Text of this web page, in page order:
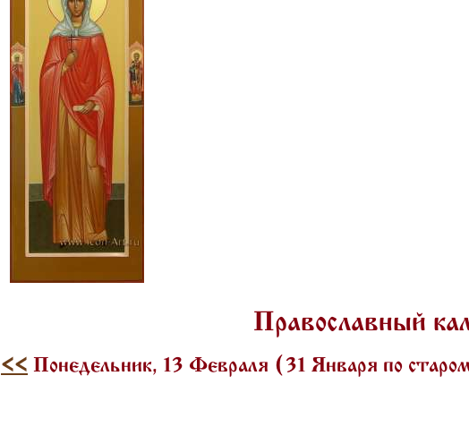
Православный
<< Понедельник, 13 Февраля (31 Января по